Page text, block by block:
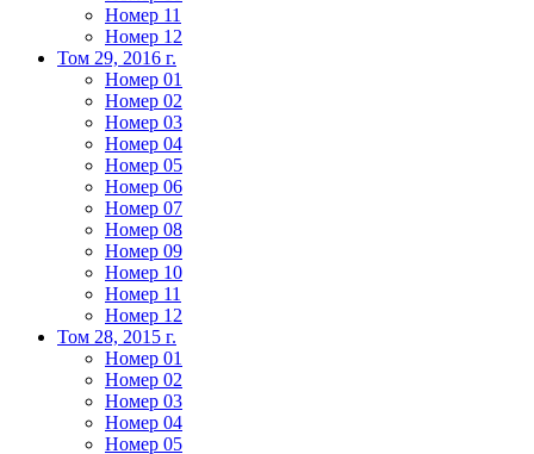
Номер 11
Номер 12
Том 29, 2016 г.
Номер 01
Номер 02
Номер 03
Номер 04
Номер 05
Номер 06
Номер 07
Номер 08
Номер 09
Номер 10
Номер 11
Номер 12
Том 28, 2015 г.
Номер 01
Номер 02
Номер 03
Номер 04
Номер 05